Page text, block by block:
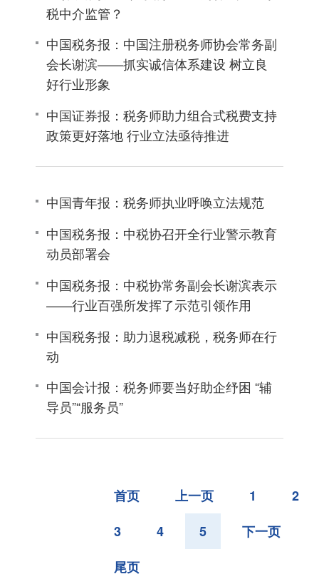
税中介监管？
中国税务报：中国注册税务师协会常务副
会长谢滨——抓实诚信体系建设 树立良
好行业形象
中国证券报：税务师助力组合式税费支持
政策更好落地 行业立法亟待推进
中国青年报：税务师执业呼唤立法规范
中国税务报：中税协召开全行业警示教育
动员部署会
中国税务报：中税协常务副会长谢滨表示
——行业百强所发挥了示范引领作用
中国税务报：助力退税减税，税务师在行
动
中国会计报：税务师要当好助企纾困 “辅
导员”“服务员”
首页 上一页 1
2
3
4 5
下一页
尾页